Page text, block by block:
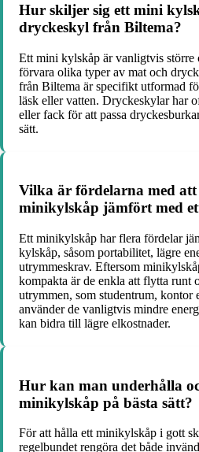
Hur skiljer sig ett mini
dryckeskyl från Biltema?
Ett mini kylskåp är vanligtvis större
förvara olika typer av mat och
från Biltema är specifikt utformad
läsk eller vatten. Dryckeskylar har
eller fack för att passa
sätt.
Vilka är fördelarna med
minikylskåp jämfört med
Ett minikylskåp har flera fördelar
kylskåp, såsom portabilitet, lägre
utrymmeskrav. Eftersom
kompakta är de enkla att flytta runt
utrymmen, som studentrum, kontor
använder de vanligtvis mindre
kan bidra till lägre elkostnader.
Hur kan man underhålla
minikylskåp på bästa sätt?
För att hålla ett minikylskåp i gott
regelbundet rengöra det både